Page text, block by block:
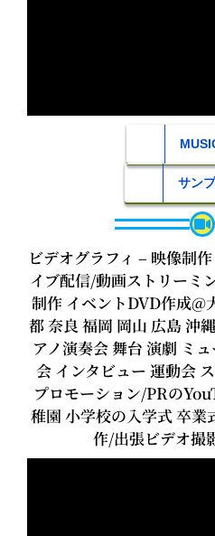
サン
ビデオグラフィ – 映像制
イブ配信/動画ストリーミ
制作 イベントDVD作成@
都 奈良 福岡 岡山 広島 沖
アノ演奏会 舞台 演劇 ミ
会 インタビュー 運動会
プロモーション/PRの
稚園 小学校の入学式 卒業
作/出張ビデオ撮